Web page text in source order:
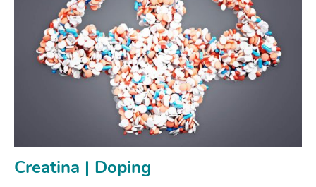
Creatina | Doping